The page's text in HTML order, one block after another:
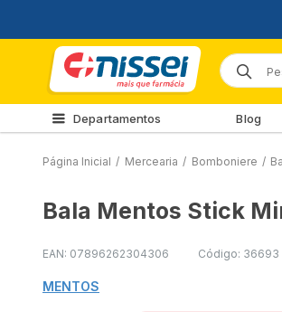
Departamentos Blog
Página Inicial / Mercearia / Bomboniere /
Bala Mentos Stick
EAN: 07896262304306 Código: 36693
MENTOS